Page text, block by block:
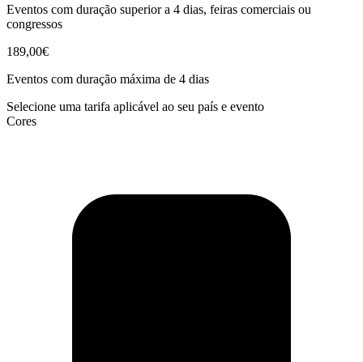
Eventos com duração superior a 4 dias, feiras comerciais ou
congressos
189,00€
Eventos com duração máxima de 4 dias
Selecione uma tarifa aplicável ao seu país e evento
Cores